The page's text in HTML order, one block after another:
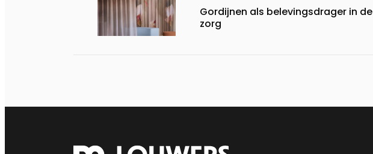
Gordijnen als belevingsdrager in de
zorg